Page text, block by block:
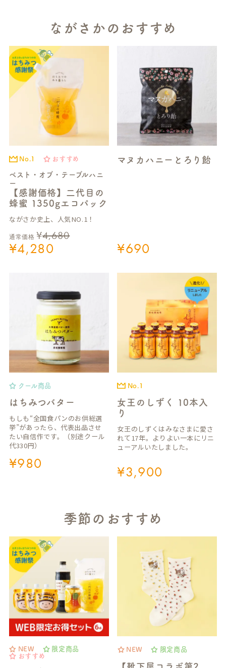
ながさかのおすすめ
No.1 おすすめ
ベスト・オブ・テーブルハニ
ー
【感謝価格】二代目の
蜂蜜 1350gエコパック
ながさか史上、人気NO.1！
通常価格 ¥4,680
¥4,280
マヌカハニーとろり飴
¥690
クール商品
はちみつバター
もしも“全国食パンのお供総選
挙”があったら、代表出品させ
たい自信作です。（別途クール
代330円）
¥980
No.1
女王のしずく 10本入
り
女王のしずくはみなさまに愛さ
れて17年。よりよい一本にリニ
ューアルいたしました。
¥3,900
季節のおすすめ
NEW
限定商品
おすすめ
NEW 限定商品